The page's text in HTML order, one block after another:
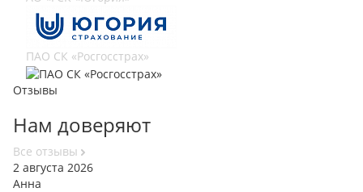
ПАО СК «Росгосстрах»
Отзывы
Нам доверяют
Все отзывы
2 августа 2026
Анна